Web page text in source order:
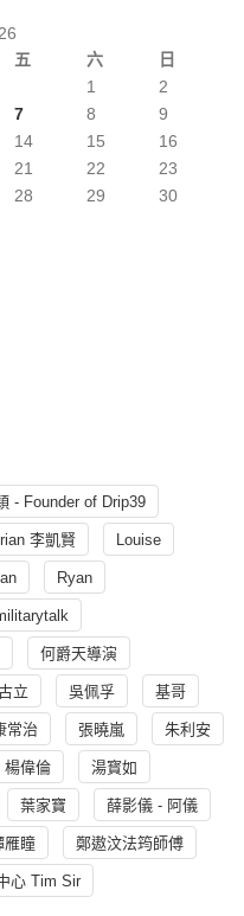
五 六 日
1
2
7 8
9
14 15
16
21 22
23
28 29
30
- Founder of Drip39
李凱賢 Louise
Ryan
何爵天導演
立 吳佩孚 基哥
常治 張曉嵐 朱利安
楊偉倫 湯寳如
葉家寶 薛影儀 - 阿儀
雁瞳 鄭遨汶法筠師傅
心 Tim Sir